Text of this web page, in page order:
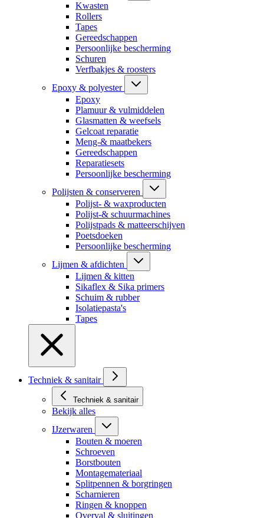
Kwasten
Rollers
Tapes
Gereedschappen
Persoonlijke bescherming
Schuren
Verfbakjes & roosters
Epoxy & polyester
Epoxy
Plamuur & vulmiddelen
Glasmatten & weefsels
Gelcoat reparatie
Meng-& maatbekers
Gereedschappen
Reparatiesets
Persoonlijke bescherming
Polijsten & conserveren
Polijst- & waxproducten
Polijst-& schuurmachines
Polijstpads & matteerschijven
Poetsdoeken
Persoonlijke bescherming
Lijmen & afdichten
Lijmen & kitten
Sikaflex & Sika primers
Schuim & rubber
Isolatiepasta's
Tapes
Techniek & sanitair
Techniek & sanitair
Bekijk alles
IJzerwaren
Bouten & moeren
Schroeven
Borstbouten
Montagemateriaal
Splitpennen & borgringen
Scharnieren
Ringen & knoppen
Overval & sluitingen